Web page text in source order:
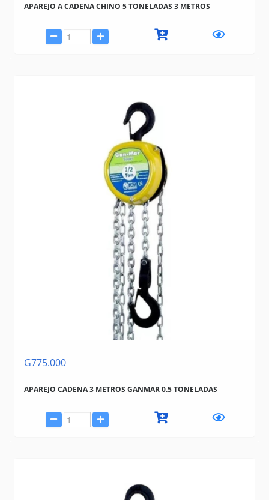
APAREJO A CADENA CHINO 5 TONELADAS 3 METROS
G775.000
APAREJO CADENA 3 METROS GANMAR 0.5 TONELADAS